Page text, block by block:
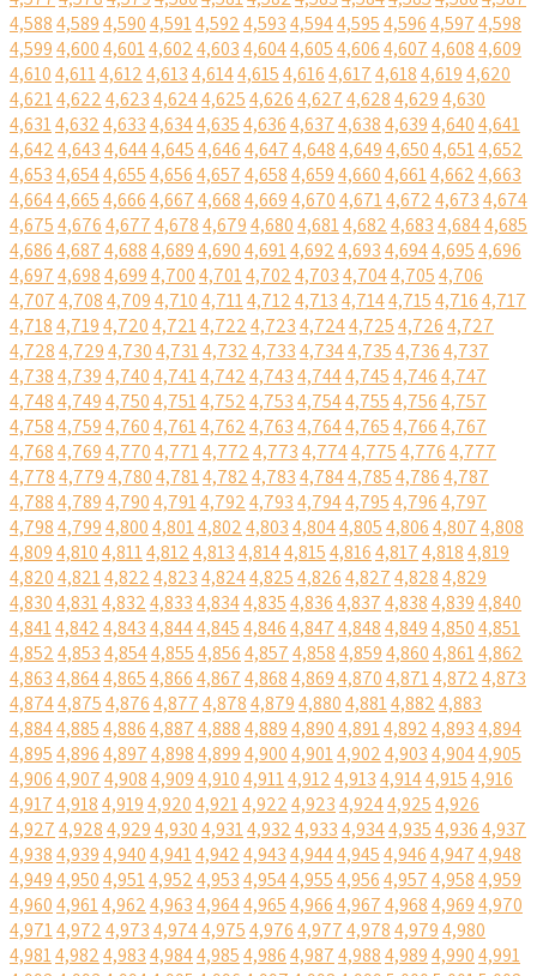
4,5884,5894,5904,5914,5924,5934,5944,5954,5964,5974,598
4,5994,6004,6014,6024,6034,6044,6054,6064,6074,6084,609
4,6104,6114,6124,6134,6144,6154,6164,6174,6184,6194,620
4,6214,6224,6234,6244,6254,6264,6274,6284,6294,630
4,6314,6324,6334,6344,6354,6364,6374,6384,6394,6404,641
4,6424,6434,6444,6454,6464,6474,6484,6494,6504,6514,652
4,6534,6544,6554,6564,6574,6584,6594,6604,6614,6624,663
4,6644,6654,6664,6674,6684,6694,6704,6714,6724,6734,674
4,6754,6764,6774,6784,6794,6804,6814,6824,6834,6844,685
4,6864,6874,6884,6894,6904,6914,6924,6934,6944,6954,696
4,6974,6984,6994,7004,7014,7024,7034,7044,7054,706
4,7074,7084,7094,7104,7114,7124,7134,7144,7154,7164,717
4,7184,7194,7204,7214,7224,7234,7244,7254,7264,727
4,7284,7294,7304,7314,7324,7334,7344,7354,7364,737
4,7384,7394,7404,7414,7424,7434,7444,7454,7464,747
4,7484,7494,7504,7514,7524,7534,7544,7554,7564,757
4,7584,7594,7604,7614,7624,7634,7644,7654,7664,767
4,7684,7694,7704,7714,7724,7734,7744,7754,7764,777
4,7784,7794,7804,7814,7824,7834,7844,7854,7864,787
4,7884,7894,7904,7914,7924,7934,7944,7954,7964,797
4,7984,7994,8004,8014,8024,8034,8044,8054,8064,8074,808
4,8094,8104,8114,8124,8134,8144,8154,8164,8174,8184,819
4,8204,8214,8224,8234,8244,8254,8264,8274,8284,829
4,8304,8314,8324,8334,8344,8354,8364,8374,8384,8394,840
4,8414,8424,8434,8444,8454,8464,8474,8484,8494,8504,851
4,8524,8534,8544,8554,8564,8574,8584,8594,8604,8614,862
4,8634,8644,8654,8664,8674,8684,8694,8704,8714,8724,873
4,8744,8754,8764,8774,8784,8794,8804,8814,8824,883
4,8844,8854,8864,8874,8884,8894,8904,8914,8924,8934,894
4,8954,8964,8974,8984,8994,9004,9014,9024,9034,9044,905
4,9064,9074,9084,9094,9104,9114,9124,9134,9144,9154,916
4,9174,9184,9194,9204,9214,9224,9234,9244,9254,926
4,9274,9284,9294,9304,9314,9324,9334,9344,9354,9364,937
4,9384,9394,9404,9414,9424,9434,9444,9454,9464,9474,948
4,9494,9504,9514,9524,9534,9544,9554,9564,9574,9584,959
4,9604,9614,9624,9634,9644,9654,9664,9674,9684,9694,970
4,9714,9724,9734,9744,9754,9764,9774,9784,9794,980
4,9814,9824,9834,9844,9854,9864,9874,9884,9894,9904,991